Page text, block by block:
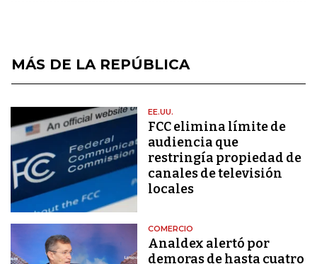
MÁS DE LA REPÚBLICA
EE.UU.
FCC elimina límite de
audiencia que
restringía propiedad de
canales de televisión
locales
COMERCIO
Analdex alertó por
demoras de hasta cuatro